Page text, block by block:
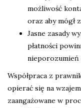
możliwość
oraz aby mógł
Jasne zasady
płatności
nieporozumień
Współpraca z
opierać się na
zaangażowane w